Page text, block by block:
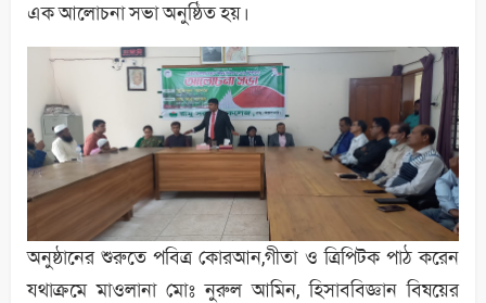
এক আলোচনা সভা অনুষ্ঠিত হয়।
অনুষ্ঠানের শুরুতে পবিত্র কোরআন,গীতা ও ত্রিপিটক পাঠ করেন
যথাক্রমে মাওলানা মোঃ নুরুল আমিন, হিসাববিজ্ঞান বিষয়ের